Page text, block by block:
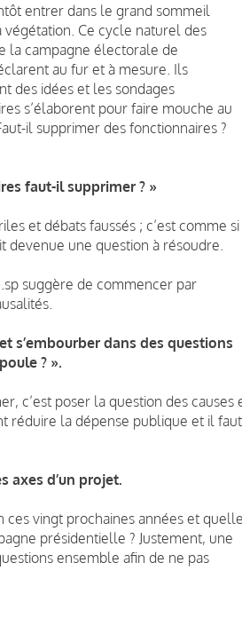
entrer dans le grand sommeil
Ce cycle naturel des
la campagne électorale de
au fur et à mesure. Ils
des idées et les sondages
s’élaborent pour faire mouche au
il supprimer des fonctionnaires ?
faut-il supprimer ? »
et débats faussés ; c’est comme si
devenue une question à résoudre.
suggère de commencer par
s’embourber dans des questions
? ».
c’est poser la question des causes
réduire la dépense publique et il faut
axes d’un projet.
ces vingt prochaines années et quelle
présidentielle ? Justement, une
ensemble afin de ne pas